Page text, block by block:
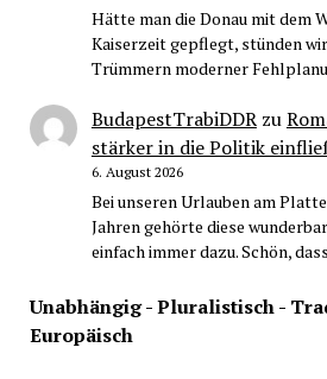
Hätte man die Donau mit dem
Kaiserzeit gepflegt, stünden
Trümmern moderner
BudapestTrabiDDRzu
stärker in die Politik
6. August 2026
Bei unseren Urlauben am
Jahren gehörte diese
einfach immer dazu. Schön,
Unabhängig - Pluralistisch -
Europäisch